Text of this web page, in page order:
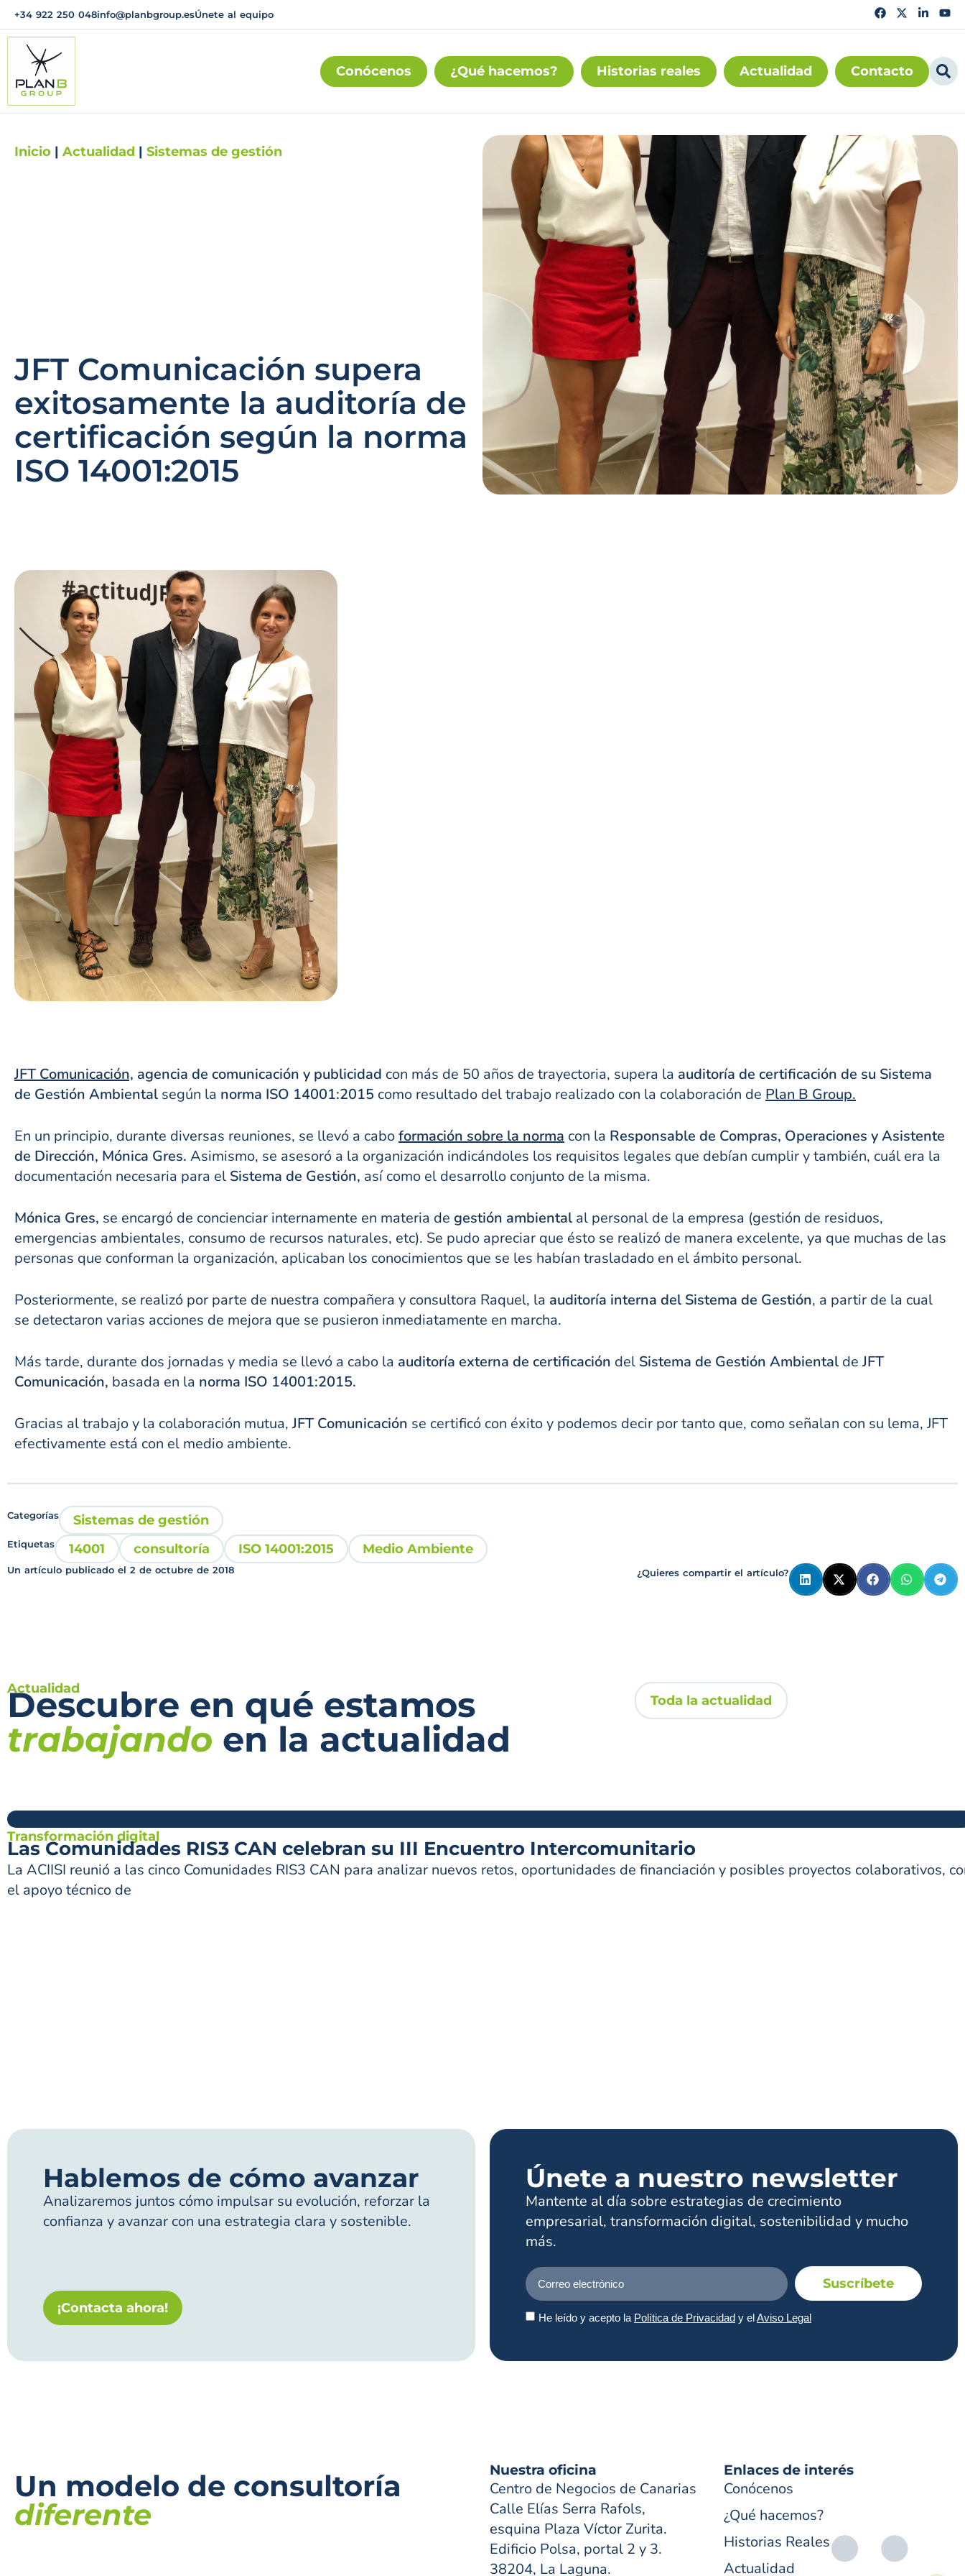
+34 922 250 048info@planbgroup.esÚnete al equipo
Conócenos ¿Qué hacemos? Historias reales Actualidad Contacto
Inicio | Actualidad | Sistemas de gestión
JFT Comunicación supera
exitosamente la auditoría de
certificación según la norma
ISO 14001:2015
JFT Comunicación, agencia de comunicación y publicidad con más de 50 años de trayectoria, supera la auditoría de certificación de su Sistema
de Gestión Ambiental según la norma ISO 14001:2015 como resultado del trabajo realizado con la colaboración de Plan B Group.
En un principio, durante diversas reuniones, se llevó a caboformación sobre la norma con la Responsable de Compras, Operaciones y Asistente
de Dirección, Mónica Gres. Asimismo, se asesoró a la organización indicándoles los requisitos legales que debían cumplir y también, cuál era la
documentación necesaria para el Sistema de Gestión, así como el desarrollo conjunto de la misma.
Mónica Gres, se encargó de concienciar internamente en materia de gestión ambiental al personal de la empresa (gestión de residuos,
emergencias ambientales, consumo de recursos naturales, etc). Se pudo apreciar que ésto se realizó de manera excelente, ya que muchas de las
personas que conforman la organización, aplicaban los conocimientos que se les habían trasladado en el ámbito personal.
Posteriormente, se realizó por parte de nuestra compañera y consultora Raquel, la auditoría interna del Sistema de Gestión, a partir de la cual
se detectaron varias acciones de mejora que se pusieron inmediatamente en marcha.
Más tarde, durante dos jornadas y media se llevó a cabo la auditoría externa de certificación del Sistema de Gestión Ambiental deJFT
Comunicación, basada en la norma ISO 14001:2015.
Gracias al trabajo y la colaboración mutua,JFT Comunicación se certificó con éxito y podemos decir por tanto que, como señalan con su lema, JFT
efectivamente está con el medio ambiente.
Categorías Sistemas de gestión
Etiquetas 14001 consultoría ISO 14001:2015 Medio Ambiente
Un artículo publicado el 2 de octubre de 2018 ¿Quieres compartir el artículo?
Actualidad
Descubre en qué estamos
trabajando en la actualidad
Toda la actualidad
Transformación digital
Las Comunidades RIS3 CAN celebran su III Encuentro Intercomunitario
La ACIISI reunió a las cinco Comunidades RIS3 CAN para analizar nuevos retos, oportunidades de financiación y posibles proyectos colaborativos,
el apoyo técnico de
Hablemos de cómo avanzar
Analizaremos juntos cómo impulsar su evolución, reforzar la
confianza y avanzar con una estrategia clara y sostenible.
¡Contacta ahora!
Únete a nuestro newsletter
Mantente al día sobre estrategias de crecimiento
empresarial, transformación digital, sostenibilidad y mucho
más.
He leído y acepto la Política de Privacidad y elAviso Legal
Suscríbete
Un modelo de consultoría
diferente
Nuestra oficina
Centro de Negocios de Canarias
Calle Elías Serra Rafols,
esquina Plaza Víctor Zurita.
Edificio Polsa, portal 2 y 3.
38204, La Laguna.
Enlaces de interés
Conócenos
¿Qué hacemos?
Historias Reales
Actualidad